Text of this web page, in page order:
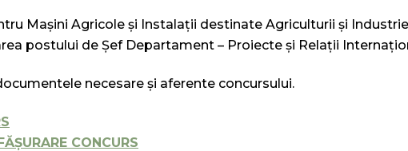
Maşini Agricole şi Instalaţii destinate Agriculturii şi
postului de Şef Departament – Proiecte şi Relaţii
necesare şi aferente concursului.
CONCURS